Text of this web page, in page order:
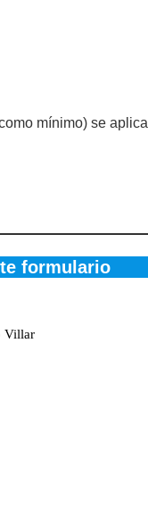
mínimo) se
formulario